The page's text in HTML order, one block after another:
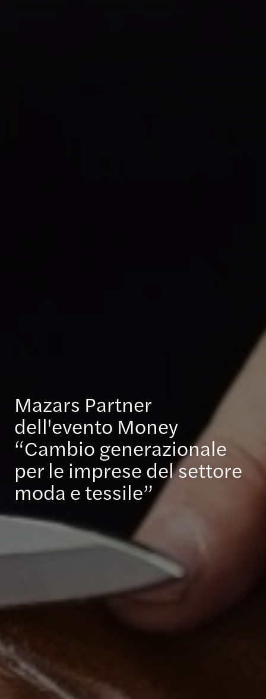
Mazars Partner
dell'evento Money
“Cambio generazionale
per le imprese del settore
moda e tessile”